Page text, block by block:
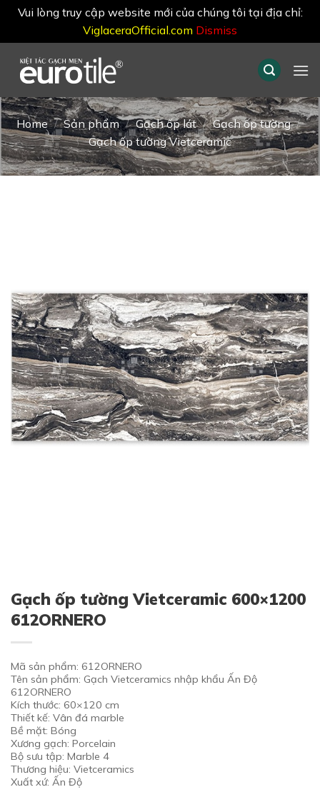
Vui lòng truy cập website mới của chúng tôi tại địa chỉ:
ViglaceraOfficial.com Dismiss
content
Home / Sản phẩm / Gạch ốp lát / Gạch ốp tường /
Gạch ốp tường Vietceramic
Gạch ốp tường Vietceramic 600×1200
612ORNERO
Mã sản phẩm: 612ORNERO
Tên sản phẩm: Gạch Vietceramics nhập khẩu Ấn Độ
612ORNERO
Kích thước: 60×120 cm
Thiết kế: Vân đá marble
Bề mặt: Bóng
Xương gạch: Porcelain
Bộ sưu tập: Marble 4
Thương hiệu: Vietceramics
Xuất xứ: Ấn Độ